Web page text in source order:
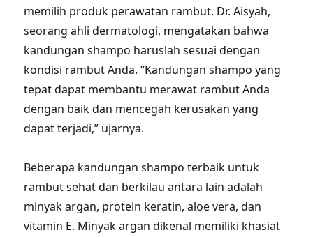
memilih produk perawatan rambut. Dr. Aisyah,
seorang ahli dermatologi, mengatakan bahwa
kandungan shampo haruslah sesuai dengan
kondisi rambut Anda. “Kandungan shampo yang
tepat dapat membantu merawat rambut Anda
dengan baik dan mencegah kerusakan yang
dapat terjadi,” ujarnya.
Beberapa kandungan shampo terbaik untuk
rambut sehat dan berkilau antara lain adalah
minyak argan, protein keratin, aloe vera, dan
vitamin E. Minyak argan dikenal memiliki khasiat